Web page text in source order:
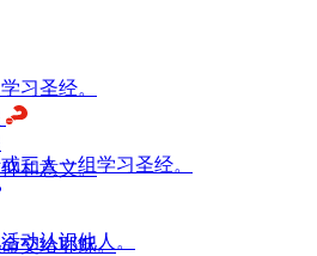
习圣经。
三人一组学习圣经。
动认识他人。
和意义。
交给耶稣。